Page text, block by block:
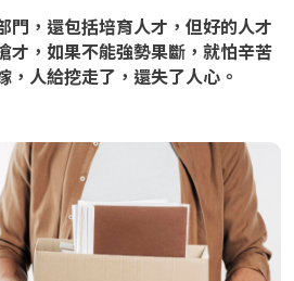
門，還包括培育人才，但好的人才
才，如果不能強勢果斷，就怕辛苦
，人給挖走了，還失了人心。